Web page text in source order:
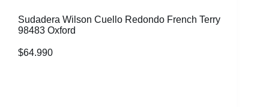
Sudadera Wilson Cuello Redondo French Terry
98483 Oxford
$64.990